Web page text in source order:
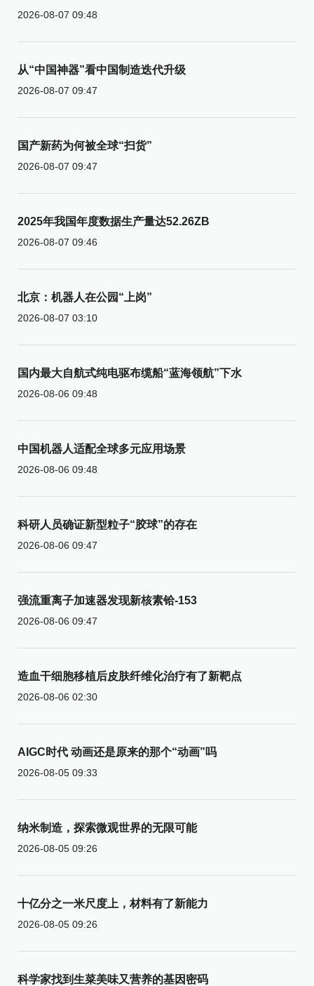
2026-08-07 09:48
从“中国神器”看中国制造迭代升级
2026-08-07 09:47
国产新药为何被全球“扫货”
2026-08-07 09:47
2025年我国年度数据生产量达52.26ZB
2026-08-07 09:46
北京：机器人在公园“上岗”
2026-08-07 03:10
国内最大自航式纯电驱布缆船“蓝海领航”下水
2026-08-06 09:48
中国机器人适配全球多元应用场景
2026-08-06 09:48
科研人员确证新型粒子“胶球”的存在
2026-08-06 09:47
强流重离子加速器发现新核素铪-153
2026-08-06 09:47
造血干细胞移植后皮肤纤维化治疗有了新靶点
2026-08-06 02:30
AIGC时代 动画还是原来的那个“动画”吗
2026-08-05 09:33
纳米制造，探索微观世界的无限可能
2026-08-05 09:26
十亿分之一米尺度上，材料有了新能力
2026-08-05 09:26
科学家找到生菜美味又营养的基因密码